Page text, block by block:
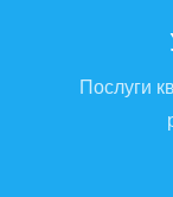
Послуги